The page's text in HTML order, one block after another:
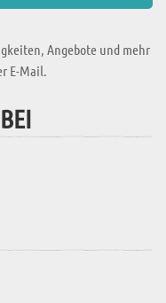
Angebote und mehr
E-Mail.